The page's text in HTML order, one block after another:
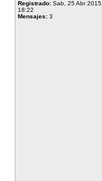
Registrado: Sab, 25 Abr 2015,
18:22
Mensajes: 3